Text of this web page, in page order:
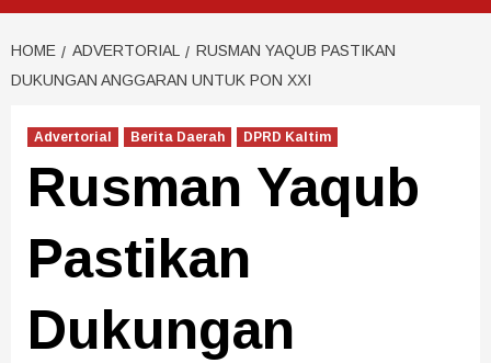
HOME ADVERTORIAL
RUSMAN YAQUB PASTIKAN
DUKUNGAN ANGGARAN UNTUK PON XXI
Advertorial Berita Daerah DPRD Kaltim
Rusman Yaqub
Pastikan
Dukungan